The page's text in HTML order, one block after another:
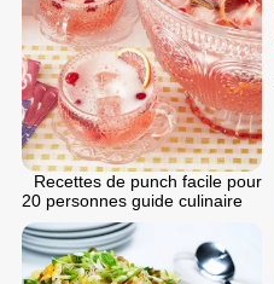
Recettes de punch facile pour
20 personnes guide culinaire